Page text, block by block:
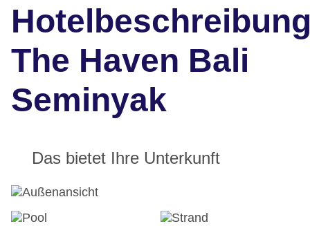
The Haven Bali
Seminyak
Das bietet Ihre Unterkunft